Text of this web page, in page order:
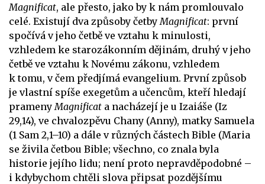
Magnificat, ale přesto, jako by k nám promlouvalo
celé. Existují dva způsoby četby Magnificat: první
spočívá v jeho četbě ve vztahu k minulosti,
vzhledem ke starozákonním dějinám, druhý v jeho
četbě ve vztahu k Novému zákonu, vzhledem
k tomu, v čem předjímá evangelium. První způsob
je vlastní spíše exegetům a učencům, kteří hledají
prameny Magnificat a nacházejí je u Izaiáše (Iz
29,14), ve chvalozpěvu Chany (Anny), matky Samuela
(1 Sam 2,1–10) a dále v různých částech Bible (Maria
se živila četbou Bible; všechno, co znala byla
historie jejího lidu; není proto nepravděpodobné –
i kdybychom chtěli slova připsat pozdějšímu